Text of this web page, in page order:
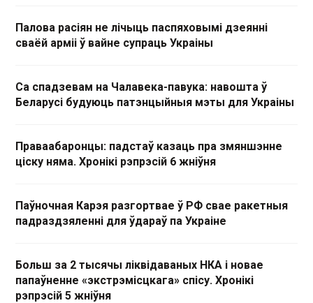
Палова расіян не лічыць паспяховымі дзеянні
сваёй арміі ў вайне супраць Украіны
Са спадзевам на Чалавека-павука: навошта ў
Беларусі будуюць патэнцыйныя мэты для Украіны
Праваабаронцы: падстаў казаць пра змяншэнне
ціску няма. Хронікі рэпрэсій 6 жніўня
Паўночная Карэя разгортвае ў РФ свае ракетныя
падраздзяленні для ўдараў па Украіне
Больш за 2 тысячы ліквідаваных НКА і новае
папаўненне «экстрэмісцкага» спісу. Хронікі
рэпрэсій 5 жніўня